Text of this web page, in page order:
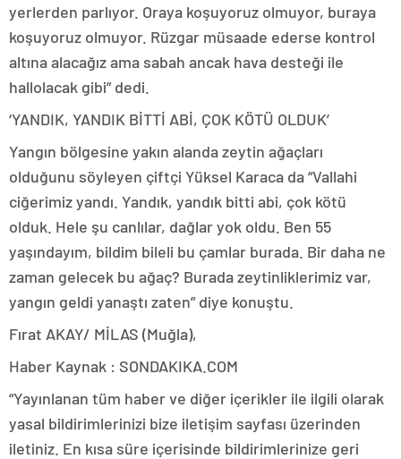
yerlerden parlıyor. Oraya koşuyoruz olmuyor, buraya
koşuyoruz olmuyor. Rüzgar müsaade ederse kontrol
altına alacağız ama sabah ancak hava desteği ile
hallolacak gibi” dedi.
‘YANDIK, YANDIK BİTTİ ABİ, ÇOK KÖTÜ OLDUK’
Yangın bölgesine yakın alanda zeytin ağaçları
olduğunu söyleyen çiftçi Yüksel Karaca da “Vallahi
ciğerimiz yandı. Yandık, yandık bitti abi, çok kötü
olduk. Hele şu canlılar, dağlar yok oldu. Ben 55
yaşındayım, bildim bileli bu çamlar burada. Bir daha ne
zaman gelecek bu ağaç? Burada zeytinliklerimiz var,
yangın geldi yanaştı zaten” diye konuştu.
Fırat AKAY/ MİLAS (Muğla),
Haber Kaynak : SONDAKIKA.COM
“Yayınlanan tüm haber ve diğer içerikler ile ilgili olarak
yasal bildirimlerinizi bize iletişim sayfası üzerinden
iletiniz. En kısa süre içerisinde bildirimlerinize geri